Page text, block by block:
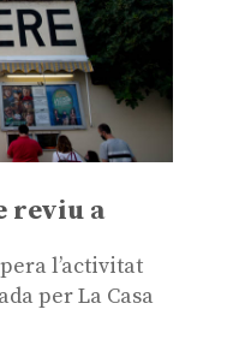
reviu a
l’activitat
per La Casa